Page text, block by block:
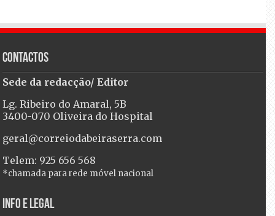
Contactos
Sede da redacção/ Editor
Lg. Ribeiro do Amaral, 5B
3400-070 Oliveira do Hospital
geral@correiodabeiraserra.com
Telem: 925 656 568
*chamada para rede móvel nacional
Info e Legal